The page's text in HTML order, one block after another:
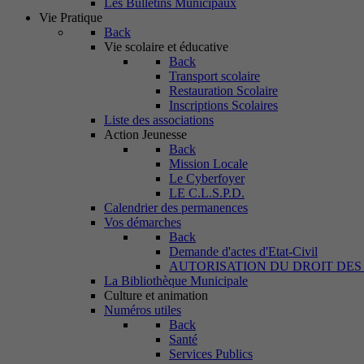
Les Bulletins Municipaux
Vie Pratique
Back
Vie scolaire et éducative
Back
Transport scolaire
Restauration Scolaire
Inscriptions Scolaires
Liste des associations
Action Jeunesse
Back
Mission Locale
Le Cyberfoyer
LE C.L.S.P.D.
Calendrier des permanences
Vos démarches
Back
Demande d'actes d'Etat-Civil
AUTORISATION DU DROIT DES
La Bibliothèque Municipale
Culture et animation
Numéros utiles
Back
Santé
Services Publics